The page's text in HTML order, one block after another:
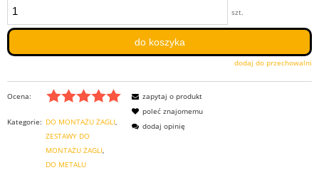
szt.
do koszyka
dodaj do przechowalni
Ocena:
Kategorie: DO MONTAŻU ŻAGLI
ZESTAWY DO
MONTAŻU ŻAGLI
DO METALU
zapytaj o produkt
poleć znajomemu
dodaj opinię